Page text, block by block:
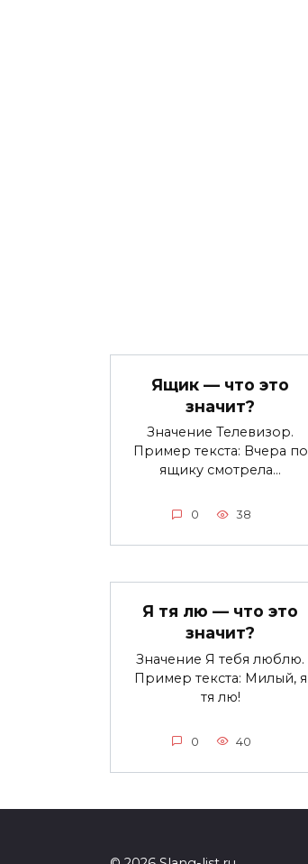
Ящик — что это
значит?
Значение Телевизор.
Пример текста: Вчера по
ящику смотрела…
0 38
Я тя лю — что это
значит?
Значение Я тебя люблю.
Пример текста: Милый, я
тя лю!
0 40